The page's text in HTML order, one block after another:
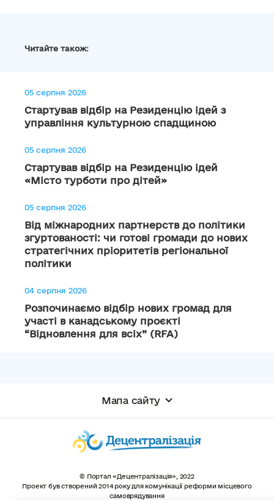
Читайте також:
05 серпня 2026
Стартував відбір на Резиденцію ідей з
управління культурною спадщиною
05 серпня 2026
Стартував відбір на Резиденцію ідей
«Місто турботи про дітей»
05 серпня 2026
Від міжнародних партнерств до політики
згуртованості: чи готові громади до нових
стратегічних пріоритетів регіональної
політики
04 серпня 2026
Розпочинаємо відбір нових громад для
участі в канадському проєкті
“Відновлення для всіх” (RFA)
Мапа сайту
© Портал «Децентралізація», 2022
Проект був створений 2014 року для комунікації реформи місцевого
самоврядування